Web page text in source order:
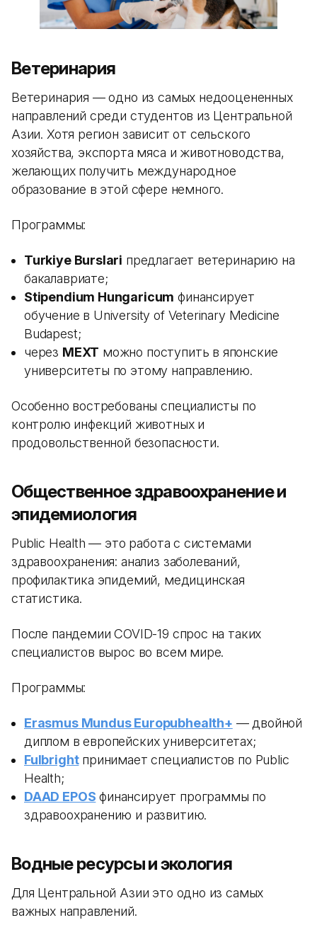
Ветеринария
Ветеринария — одно из самых недооцененных
направлений среди студентов из Центральной
Азии. Хотя регион зависит от сельского
хозяйства, экспорта мяса и животноводства,
желающих получить международное
образование в этой сфере немного.
Программы:
Turkiye Burslari предлагает ветеринарию на
бакалавриате;
Stipendium Hungaricum финансирует
обучение в University of Veterinary Medicine
Budapest;
через MEXT можно поступить в японские
университеты по этому направлению.
Особенно востребованы специалисты по
контролю инфекций животных и
продовольственной безопасности.
Общественное здравоохранение и
эпидемиология
Public Health — это работа с системами
здравоохранения: анализ заболеваний,
профилактика эпидемий, медицинская
статистика.
После пандемии COVID-19 спрос на таких
специалистов вырос во всем мире.
Программы:
Erasmus Mundus Europubhealth+ — двойной
диплом в европейских университетах;
Fulbrightпринимает специалистов по Public
Health;
DAAD EPOS финансирует программы по
здравоохранению и развитию.
Водные ресурсы и экология
Для Центральной Азии это одно из самых
важных направлений.